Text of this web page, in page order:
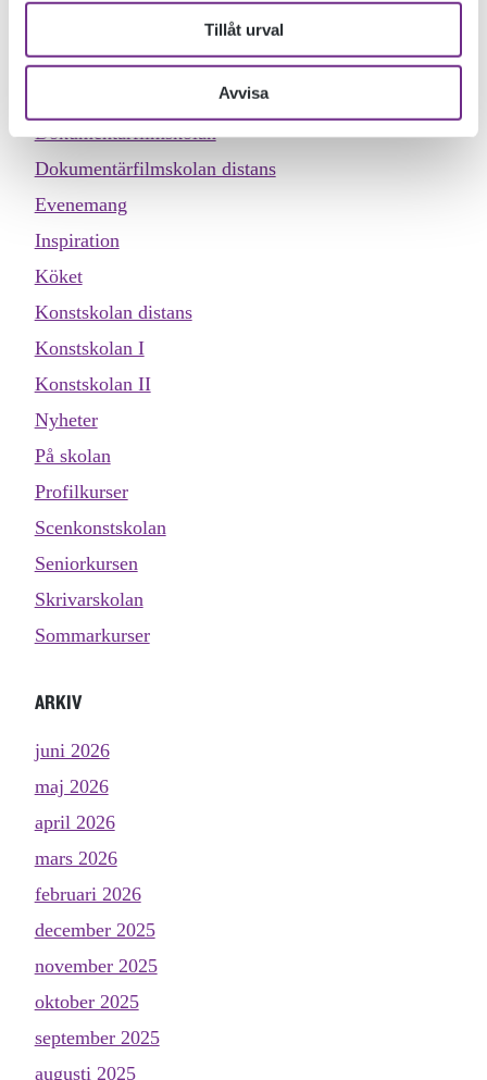
Tillåt urval
Avvisa
Allmän kurs
Dokumentärfilmskolan
Dokumentärfilmskolan distans
Evenemang
Inspiration
Köket
Konstskolan distans
Konstskolan I
Konstskolan II
Nyheter
På skolan
Profilkurser
Scenkonstskolan
Seniorkursen
Skrivarskolan
Sommarkurser
ARKIV
juni 2026
maj 2026
april 2026
mars 2026
februari 2026
december 2025
november 2025
oktober 2025
september 2025
augusti 2025